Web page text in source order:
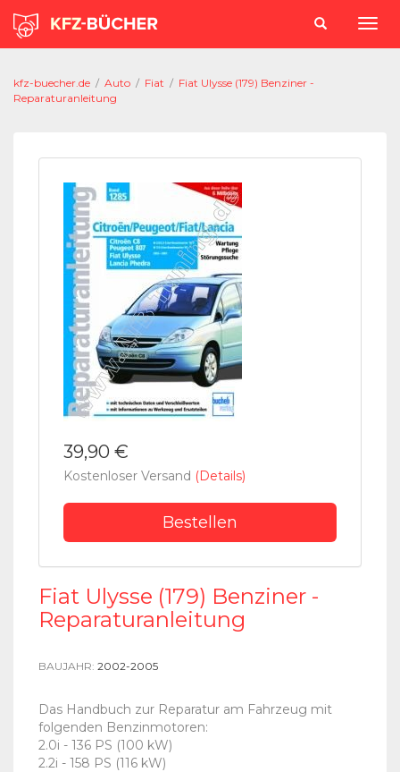
kfz-buecher.de / Auto / Fiat / Fiat Ulysse (179) Benziner -
Reparaturanleitung
39,90 €
Kostenloser Versand (Details)
Bestellen
Fiat Ulysse (179) Benziner -
Reparaturanleitung
BAUJAHR: 2002-2005
Das Handbuch zur Reparatur am Fahrzeug mit
folgenden Benzinmotoren:
2.0i - 136 PS (100 kW)
2.2i - 158 PS (116 kW)